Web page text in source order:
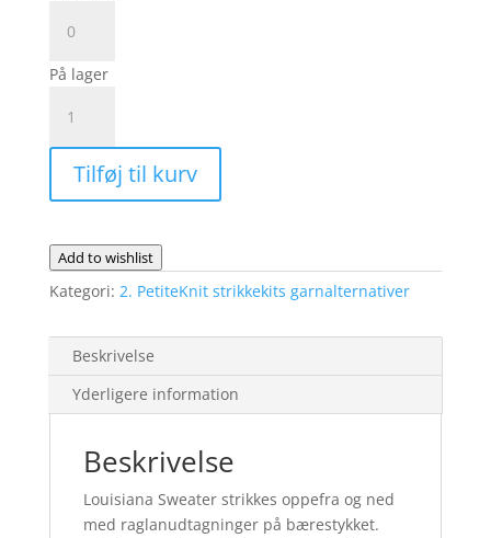
Sweater
fysisk
opskrift
På lager
SWEATER
|
DROPS
Alpaca
antal
Tilføj til kurv
Add to wishlist
Kategori: 2. PetiteKnit strikkekits garnalternativer
Beskrivelse
Yderligere information
Beskrivelse
Louisiana Sweater strikkes oppefra og ned
med raglanudtagninger på bærestykket.